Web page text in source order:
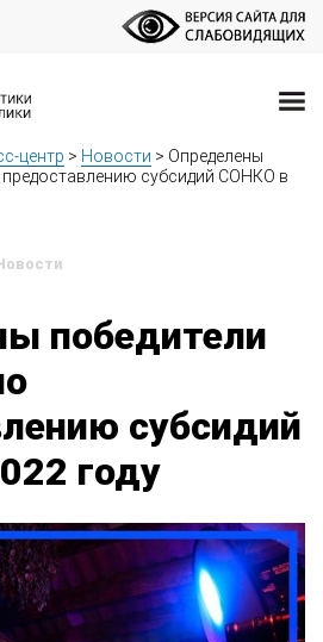
центр > Новости > Определены
предоставлению субсидий СОНКО в
победители
субсидий
году